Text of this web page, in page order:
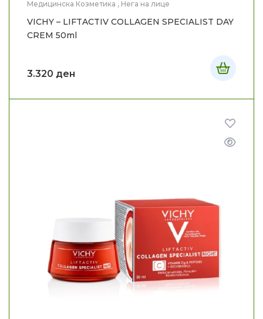
Медицинска Козметика , Нега на лице
VICHY – LIFTACTIV COLLAGEN SPECIALIST DAY
CREM 50ml
3.320 ден